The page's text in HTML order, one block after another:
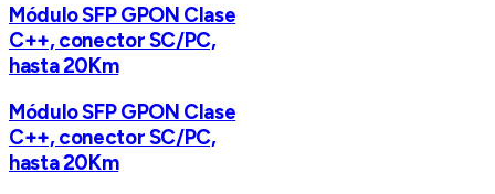
Módulo SFP GPON Clase
C++, conector SC/PC,
hasta 20Km
Módulo SFP GPON Clase
C++, conector SC/PC,
hasta 20Km